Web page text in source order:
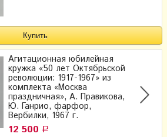
Агитационная юбилейная
кружка «50 лет Октябрьской
революции: 1917-1967» из
комплекта «Москва
праздничная», А. Правикова,
Ю. Ганрио, фарфор,
Вербилки, 1967 г.
12 500 Р